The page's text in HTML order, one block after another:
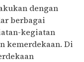
dengan
berbagai
kegiatan
kemerdekaan. Di